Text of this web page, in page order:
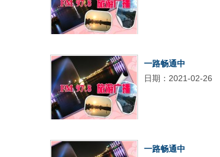
一路畅通中
日期：2021-02-26
一路畅通中